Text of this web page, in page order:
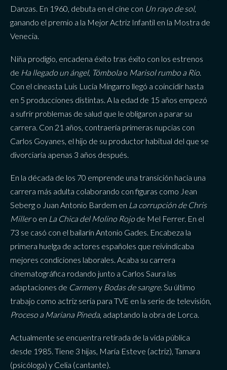
Danzas. En 1960, debuta en el cine con Un rayo de sol,
ganando el premio a la Mejor Actriz Infantil en la Mostra de
Venecia.
Niña prodigio, encadena éxito tras éxito con los estrenos
de Ha llegado un ángel, Tómbola o Marisol rumbo a Río.
Con el cineasta Luis Lucía Mingarro llegó a coincidir hasta
en 5 producciones distintas. A la edad de 15 años empezó
a sufrir problemas de salud que le obligaron a parar su
carrera. Con 21 años, contraería primeras nupcias con
Carlos Goyanes, el hijo de su productor habitual del que se
divorciaría apenas 3 años después.
En la década de los 70 emprende una transición hacia una
carrera más adulta colaborando con figuras como Jean
Seberg o Juan Antonio Bardem en La corrupción de Chris
Millero en La Chica del Molino Rojode Mel Ferrer. En el
73 se casó con el bailarín Antonio Gades. Encabeza la
primera huelga de actores españoles que reivindicaba
mejores condiciones laborales. Acaba su carrera
cinematográfica rodando junto a Carlos Saura las
adaptaciones de Carmeny Bodas de sangre. Su último
trabajo como actriz sería para TVE en la serie de televisión,
Proceso a Mariana Pineda, adaptando la obra de Lorca.
Actualmente se encuentra retirada de la vida pública
desde 1985. Tiene 3 hijas, María Esteve (actriz), Tamara
(psicóloga) y Celia (cantante).